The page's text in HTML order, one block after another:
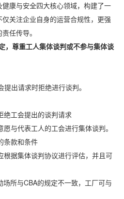
康与安全四大核心领域，构建了一
关注企业自身的运营合规性，更强
任传导。
，尊重工人集体谈判或不参与集体谈
出请求时拒绝进行谈判。
工会提出的谈判请求
代表工人的工会进行集体谈判。
款和条件
据集体谈判协议进行评估，并且可
所与CBA的规定不一致，工厂可与